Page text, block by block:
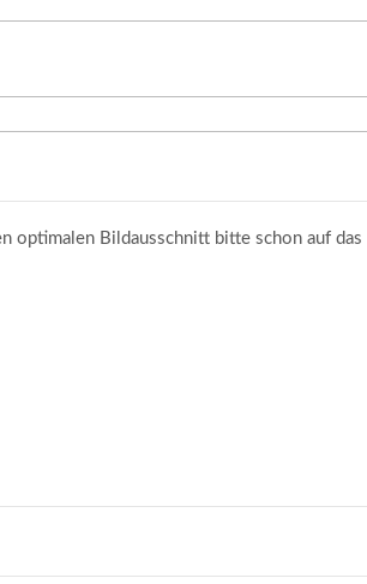
optimalen Bildausschnitt bitte schon auf das